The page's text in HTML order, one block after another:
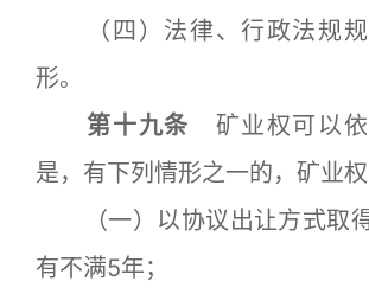
（四）法律、行政法规规
形。
第十九条 矿业权可以
是，有下列情形之一的，矿业权
（一）以协议出让方式取
有不满5年；